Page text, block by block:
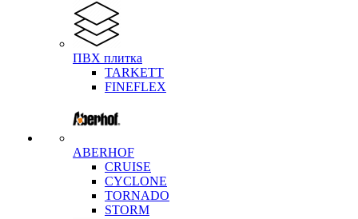
ПВХ плитка
TARKETT
FINEFLEX
ABERHOF
CRUISE
CYCLONE
TORNADO
STORM